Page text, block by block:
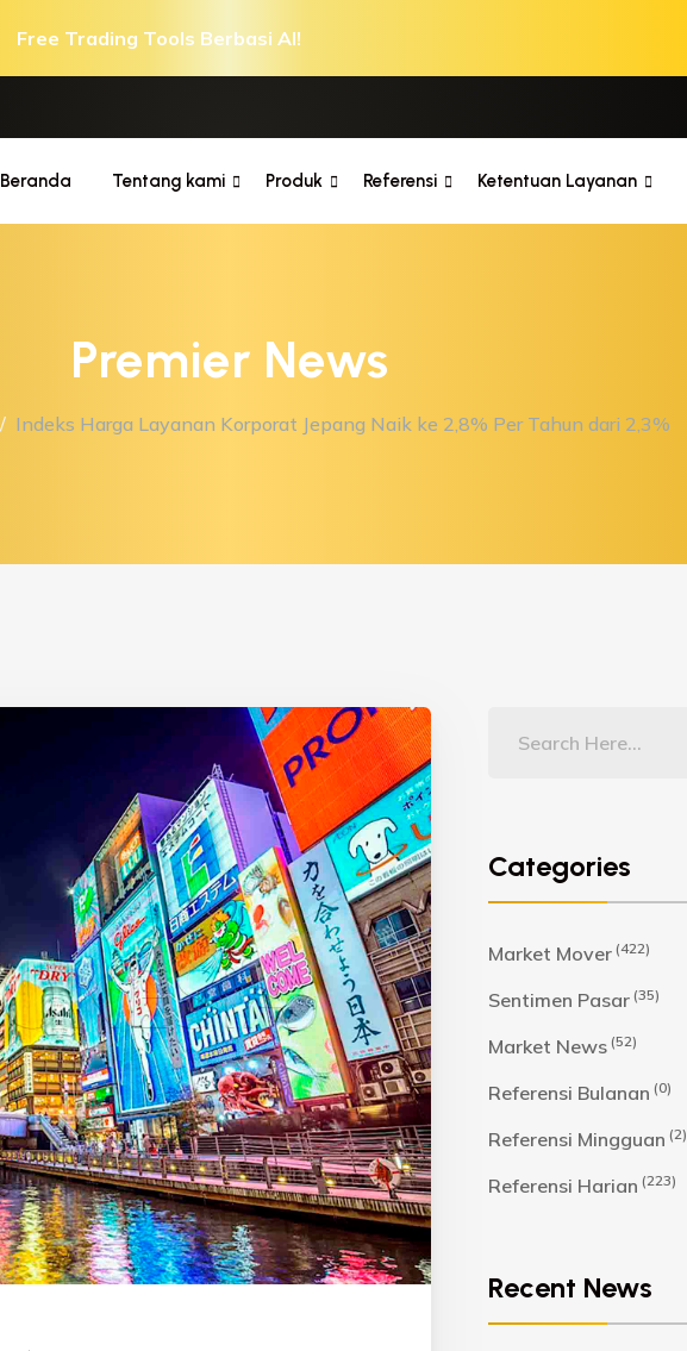
Free Trading Tools Berbasi AI!
Beranda Tentang kami Produk Referensi Ketentuan Layanan
Premier News
Indeks Harga Layanan Korporat Jepang Naik ke 2,8% Per Tahun dari 2,3%
Categories
Market Mover (422)
Sentimen Pasar (35)
Market News (52)
Referensi Bulanan (0)
Referensi Mingguan (2)
Referensi Harian (223)
Recent News